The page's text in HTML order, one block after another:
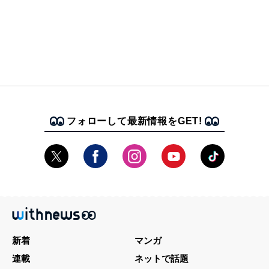
フォローして最新情報をGET!
新着
マンガ
連載
ネットで話題